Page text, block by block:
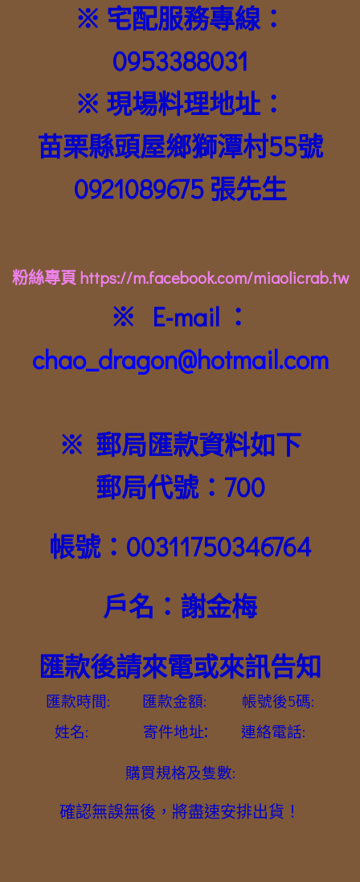
※ 宅配服務專線：
0953388031
※ 現場料理地址：
苗栗縣頭屋鄉獅潭村55號
0921089675 張先生
粉絲專頁 https://m.facebook.com/miaolicrab.tw
※ E-mail ：
chao_dragon@hotmail.com
※ 郵局匯款資料如下
郵局代號：700
帳號：00311750346764
戶名：謝金梅
匯款後請來電或來訊告知
匯款時間: 匯款金額: 帳號後5碼:
姓名: 寄件地址: 連絡電話:
購買規格及隻數:
確認無誤無後，將盡速安排出貨！